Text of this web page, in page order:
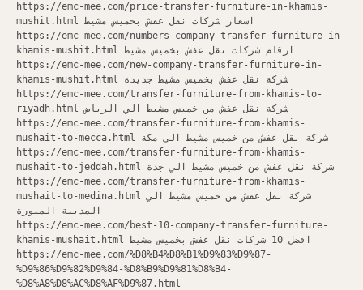
https://emc-mee.com/price-transfer-furniture-in-khamis-
mushit.html اسعار شركات نقل عفش بخميس مشيط
https://emc-mee.com/numbers-company-transfer-furniture-in-
khamis-mushit.html ارقام شركات نقل عفش بخميس مشيط
https://emc-mee.com/new-company-transfer-furniture-in-
khamis-mushit.html شركة نقل عفش بخميس مشيط جديدة
https://emc-mee.com/transfer-furniture-from-khamis-to-
riyadh.html شركة نقل عفش من خميس مشيط الي الرياض
https://emc-mee.com/transfer-furniture-from-khamis-
mushait-to-mecca.html شركة نقل عفش من خميس مشيط الي مكة
https://emc-mee.com/transfer-furniture-from-khamis-
mushait-to-jeddah.html شركة نقل عفش من خميس مشيط الي جدة
https://emc-mee.com/transfer-furniture-from-khamis-
mushait-to-medina.html شركة نقل عفش من خميس مشيط الي
المدينة المنورة
https://emc-mee.com/best-10-company-transfer-furniture-
khamis-mushait.html افضل 10 شركات نقل عفش بخميس مشيط
https://emc-mee.com/%D8%B4%D8%B1%D9%83%D9%87-
%D9%86%D9%82%D9%84-%D8%B9%D9%81%D8%B4-
%D8%A8%D8%AC%D8%AF%D9%87.html